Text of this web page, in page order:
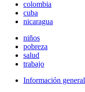
colombia
cuba
nicaragua
niños
pobreza
salud
trabajo
Información general